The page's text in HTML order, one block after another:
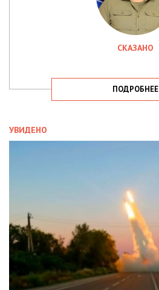
СКАЗАНО
ПОДРОБНЕЕ
УВИДЕНО